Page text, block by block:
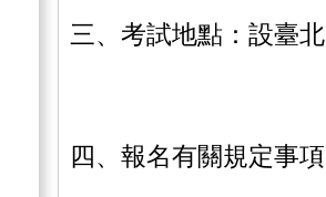
三、考試地點：設臺
四、報名有關規定事